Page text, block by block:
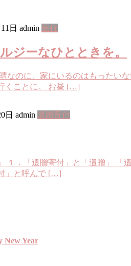
日 admin 旅行
ジーなひとときを。
なのに、家にいるのはもったい
くことに。 お昼 […]
日 admin 遺贈寄付
１．「遺贈寄付」と「遺贈」
」と呼んで […]
New Year